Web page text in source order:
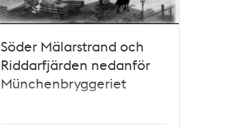
Söder Mälarstrand och
Riddarfjärden nedanför
Münchenbryggeriet